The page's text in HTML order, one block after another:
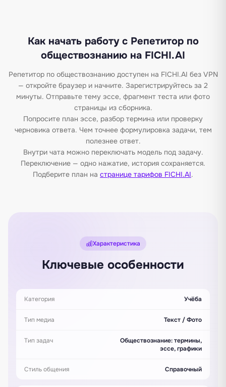
Как начать работу с Репетитор по
обществознанию на FICHI.AI
Репетитор по обществознанию доступен на FICHI.AI без VPN
— откройте браузер и начните. Зарегистрируйтесь за 2
минуты. Отправьте тему эссе, фрагмент теста или фото
страницы из сборника.
Попросите план эссе, разбор термина или проверку
черновика ответа. Чем точнее формулировка задачи, тем
полезнее ответ.
Внутри чата можно переключать модель под задачу.
Переключение — одно нажатие, история сохраняется.
Подберите план на странице тарифов FICHI.AI.
Характеристика
Ключевые особенности
Категория Учёба
Тип медиа Текст / Фото
Тип задач
Обществознание: термины,
эссе, графики
Стиль общения Справочный